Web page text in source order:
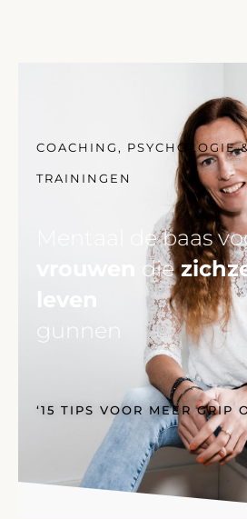
COACHING, PSYCHOLOGIE
TRAININGEN
Mentaal de baas
die
gunnen
‘15 TIPS VOOR MEER GRIP